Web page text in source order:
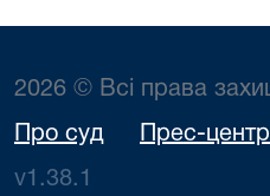
2026 © Всі права
Про суд Прес-центр
v1.38.1